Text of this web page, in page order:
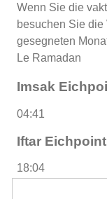
Wenn Sie die
besuchen Sie die
gesegneten
Le Ramadan
Imsak
04:41
Iftar Eichpoint
18:04